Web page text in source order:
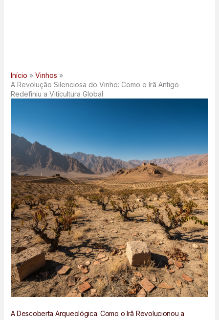
Início
Vinhos
A Revolução Silenciosa do Vinho: Como o Irã Antigo
Redefiniu a Viticultura Global
A Descoberta Arqueológica: Como o Irã Revolucionou a